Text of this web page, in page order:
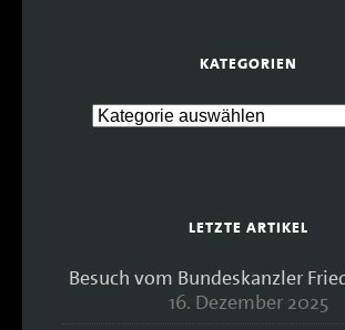
KATEGORIEN
LETZTE ARTIKEL
Besuch vom Bundeskanzler
16. Dezember 2025